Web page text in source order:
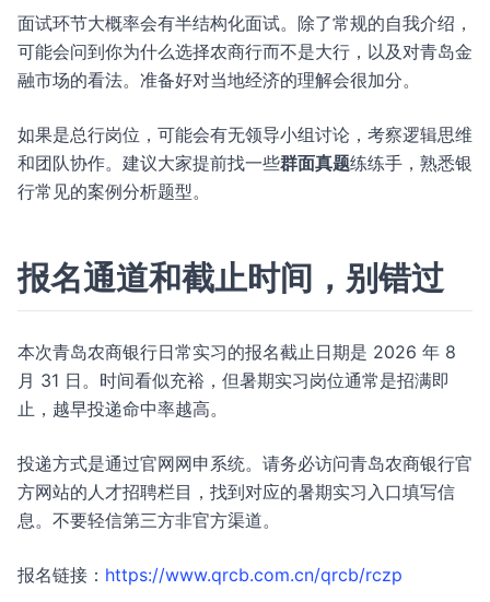
面试环节大概率会有半结构化面试。除了常规的自我介绍，
可能会问到你为什么选择农商行而不是大行，以及对青岛金
融市场的看法。准备好对当地经济的理解会很加分。
如果是总行岗位，可能会有无领导小组讨论，考察逻辑思维
和团队协作。建议大家提前找一些群面真题练练手，熟悉银
行常见的案例分析题型。
报名通道和截止时间，别错过
本次青岛农商银行日常实习的报名截止日期是 2026 年 8
月 31 日。时间看似充裕，但暑期实习岗位通常是招满即
止，越早投递命中率越高。
投递方式是通过官网网申系统。请务必访问青岛农商银行官
方网站的人才招聘栏目，找到对应的暑期实习入口填写信
息。不要轻信第三方非官方渠道。
报名链接： https://www.qrcb.com.cn/qrcb/rczp